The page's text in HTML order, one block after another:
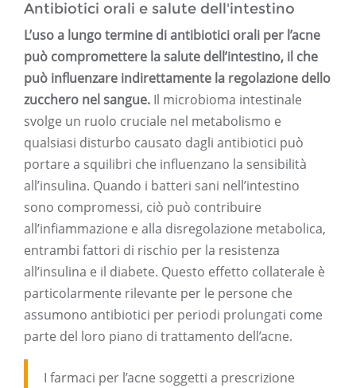
Antibiotici orali e salute dell'intestino
L’uso a lungo termine di antibiotici orali per l’acne
può compromettere la salute dell’intestino, il che
può influenzare indirettamente la regolazione dello
zucchero nel sangue. Il microbioma intestinale
svolge un ruolo cruciale nel metabolismo e
qualsiasi disturbo causato dagli antibiotici può
portare a squilibri che influenzano la sensibilità
all’insulina. Quando i batteri sani nell’intestino
sono compromessi, ciò può contribuire
all’infiammazione e alla disregolazione metabolica,
entrambi fattori di rischio per la resistenza
all’insulina e il diabete. Questo effetto collaterale è
particolarmente rilevante per le persone che
assumono antibiotici per periodi prolungati come
parte del loro piano di trattamento dell’acne.
I farmaci per l’acne soggetti a prescrizione